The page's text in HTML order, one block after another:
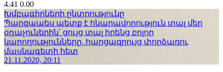
4.41 0.00
Խմբագիրների ընտրությունը
Պարզապես պետք է հնարավորություն տալ մեր
օդաչուներին՝ ցույց տալ իրենց բոլոր
կարողությունները. հարցազրույց փորձառու
մասնագետի հետ
21.11.2020, 20:11